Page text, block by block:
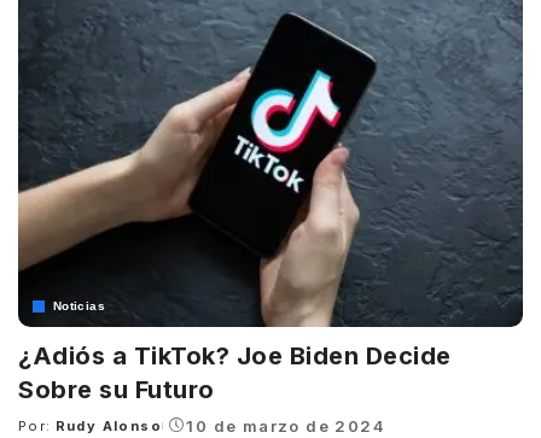
Noticias
¿Adiós a TikTok? Joe Biden Decide
Sobre su Futuro
Por: Rudy Alonso 10 de marzo de 2024